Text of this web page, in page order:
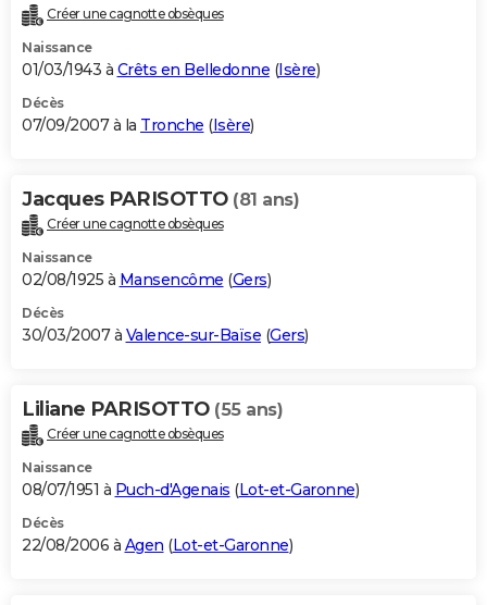
Créer une cagnotte obsèques
Naissance
01/03/1943 à Crêts en Belledonne (Isère)
Décès
07/09/2007 à la Tronche (Isère)
Jacques PARISOTTO (81 ans)
Créer une cagnotte obsèques
Naissance
02/08/1925 à Mansencôme (Gers)
Décès
30/03/2007 à Valence-sur-Baïse (Gers)
Liliane PARISOTTO (55 ans)
Créer une cagnotte obsèques
Naissance
08/07/1951 à Puch-d'Agenais (Lot-et-Garonne)
Décès
22/08/2006 à Agen (Lot-et-Garonne)